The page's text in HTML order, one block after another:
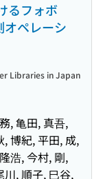
るフォボ
オペレーシ
, 亀田, 真吾,
, 博紀, 平田, 成,
浩, 今村, 剛,
川, 順子, 巳谷,
Libraries in Japan